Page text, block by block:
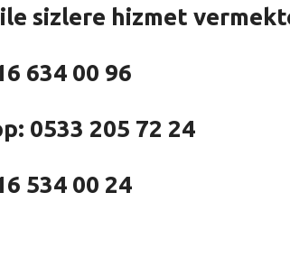
sizlere hizmet
634 00 96
0533 205 72 24
534 00 24